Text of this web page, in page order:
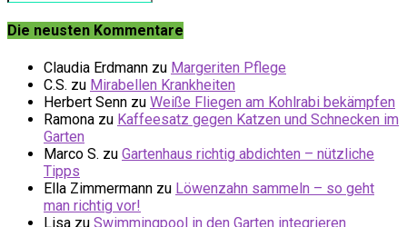
Die neusten Kommentare
Claudia Erdmann zu Margeriten Pflege
C.S. zu Mirabellen Krankheiten
Herbert Senn zu Weiße Fliegen am Kohlrabi bekämpfen
Ramona zu Kaffeesatz gegen Katzen und Schnecken im
Garten
Marco S. zu Gartenhaus richtig abdichten – nützliche
Tipps
Ella Zimmermann zu Löwenzahn sammeln – so geht
man richtig vor!
Lisa zu Swimmingpool in den Garten integrieren